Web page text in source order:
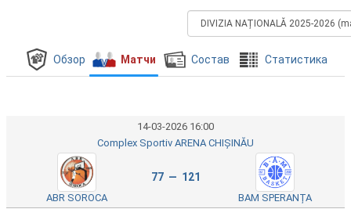
Обзор Матчи Состав Cтатистика
14-03-2026 16:00
Complex Sportiv ARENA CHIȘINĂU
ABR SOROCA
77 — 121
BAM SPERANȚA